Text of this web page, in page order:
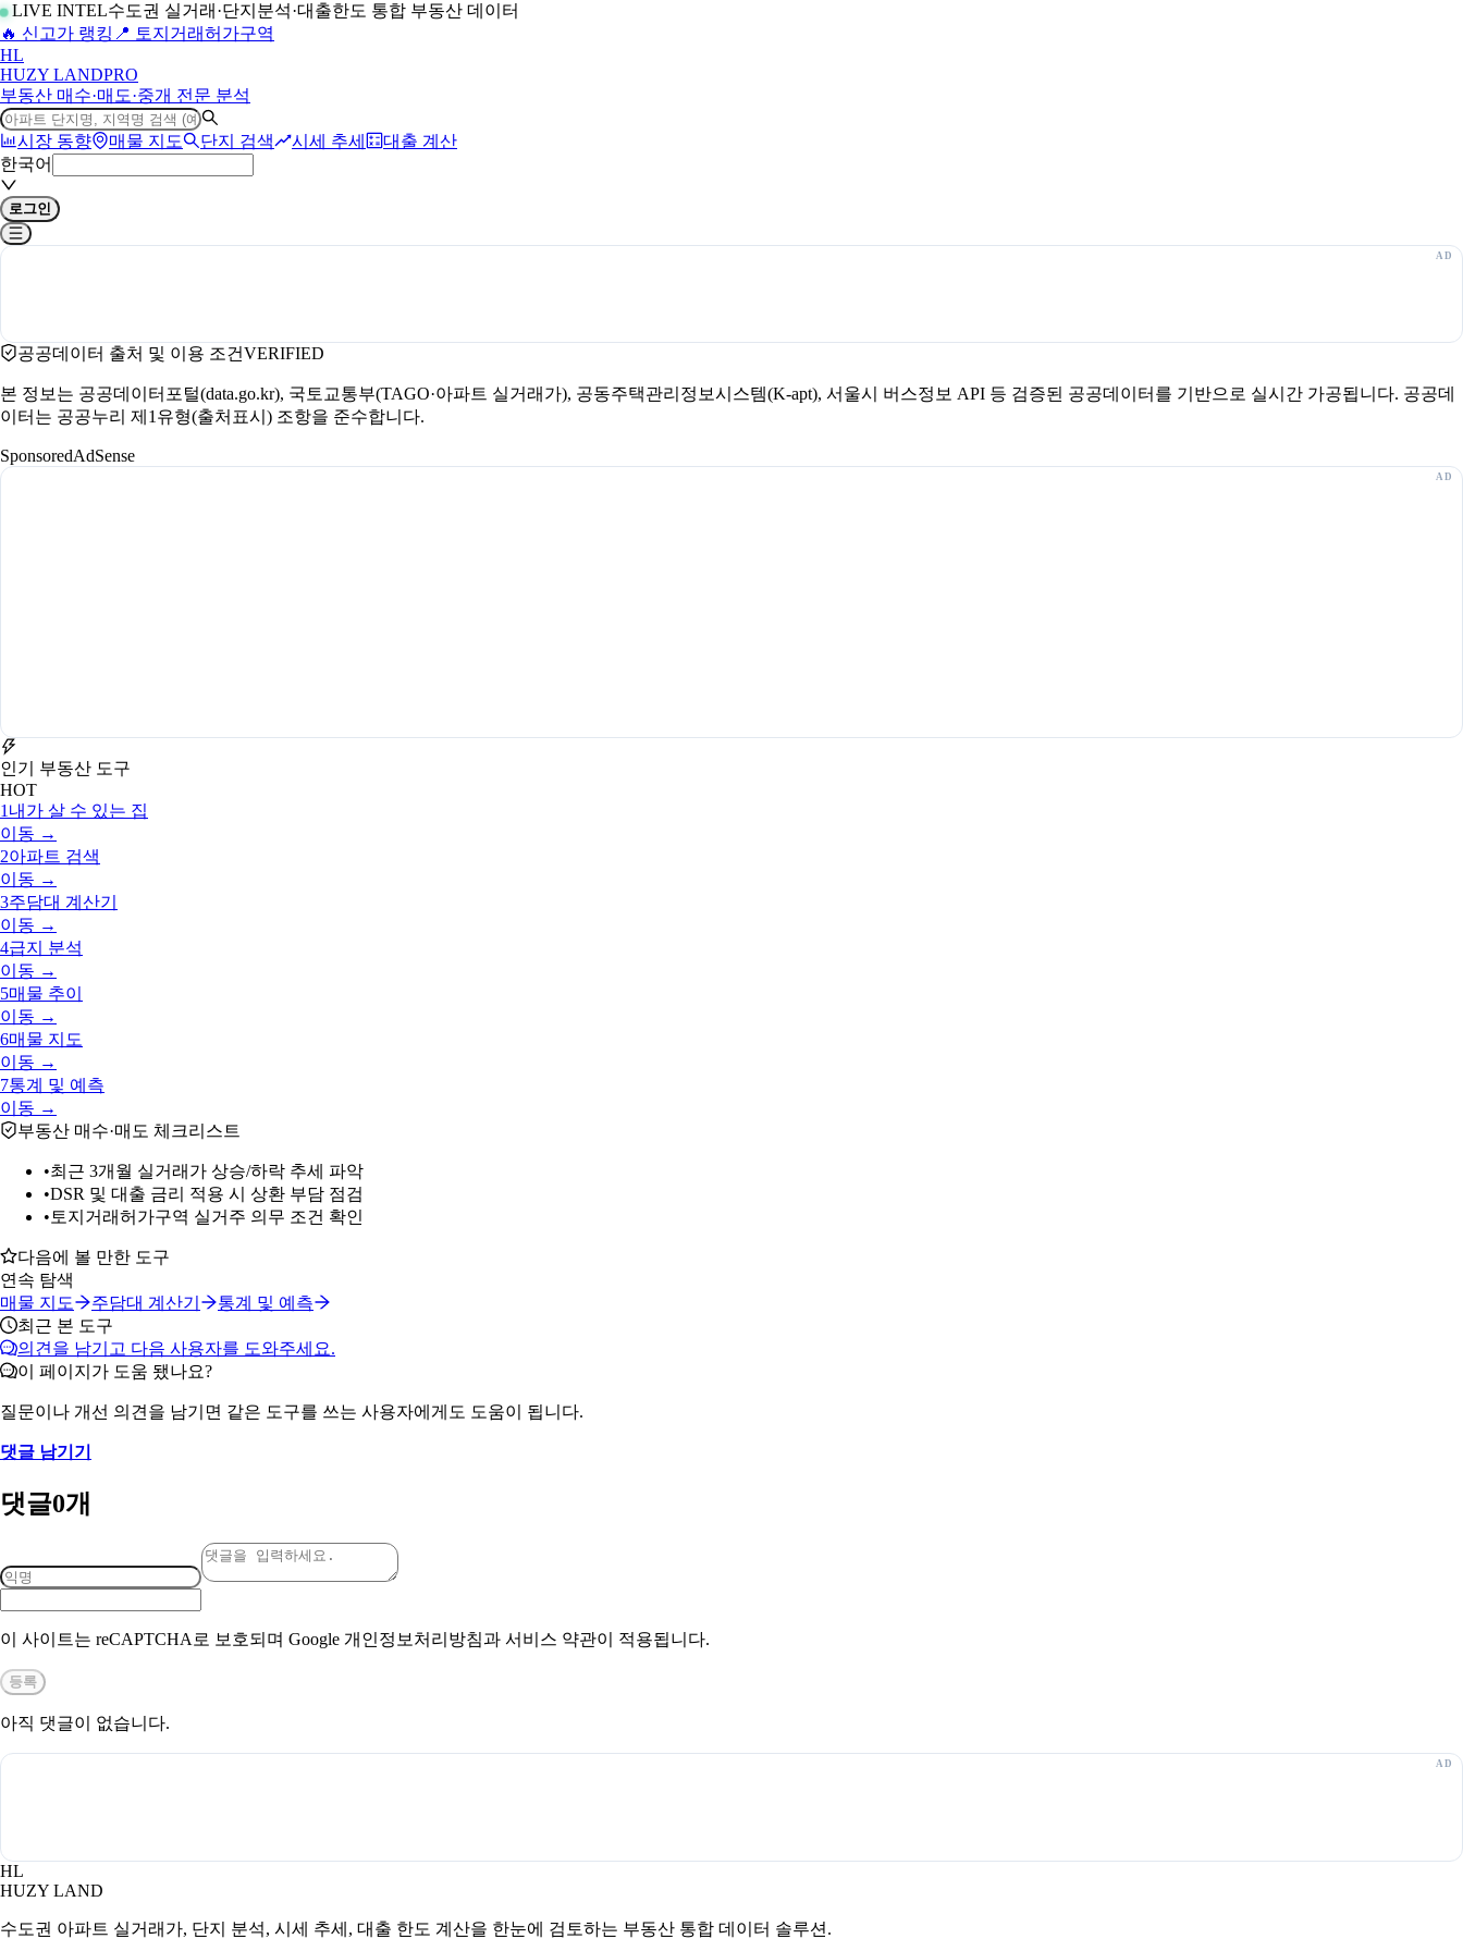
LIVE INTEL수도권 실거래·단지분석·대출한도 통합 부동산 데이터
🔥 신고가 랭킹 📍 토지거래허가구역
HL
HUZY LANDPRO
부동산 매수·매도·중개 전문 분석
시장 동향 매물 지도 단지 검색 시세 추세
대출 계산
한국어
로그인
공공데이터 출처 및 이용 조건VERIFIED
본 정보는 공공데이터포털(data.go.kr), 국토교통부(TAGO·아파트 실거래가), 공동주택관리정보시스템(K-apt), 서울시 버스정보 API 등 검증된 공공데이터를 기반으로 실시간 가공됩니다. 공공데
이터는 공공누리 제1유형(출처표시) 조항을 준수합니다.
SponsoredAdSense
인기 부동산 도구
HOT
1 내가 살 수 있는 집
이동 →
2아파트 검색
이동 →
3주담대 계산기
이동 →
4급지 분석
이동 →
5매물 추이
이동 →
6매물 지도
이동 →
7통계 및 예측
이동 →
부동산 매수·매도 체크리스트
•최근 3개월 실거래가 상승/하락 추세 파악
•DSR 및 대출 금리 적용 시 상환 부담 점검
• 토지거래허가구역 실거주 의무 조건 확인
다음에 볼 만한 도구
연속 탐색
매물 지도
주담대 계산기
통계 및 예측
최근 본 도구
의견을 남기고 다음 사용자를 도와주세요.
이 페이지가 도움 됐나요?
질문이나 개선 의견을 남기면 같은 도구를 쓰는 사용자에게도 도움이 됩니다.
댓글 남기기
댓글0개
이 사이트는 reCAPTCHA로 보호되며 Google 개인정보처리방침과 서비스 약관이 적용됩니다.
등록
아직 댓글이 없습니다.
HL
HUZY LAND
수도권 아파트 실거래가, 단지 분석, 시세 추세, 대출 한도 계산을 한눈에 검토하는 부동산 통합 데이터 솔루션.